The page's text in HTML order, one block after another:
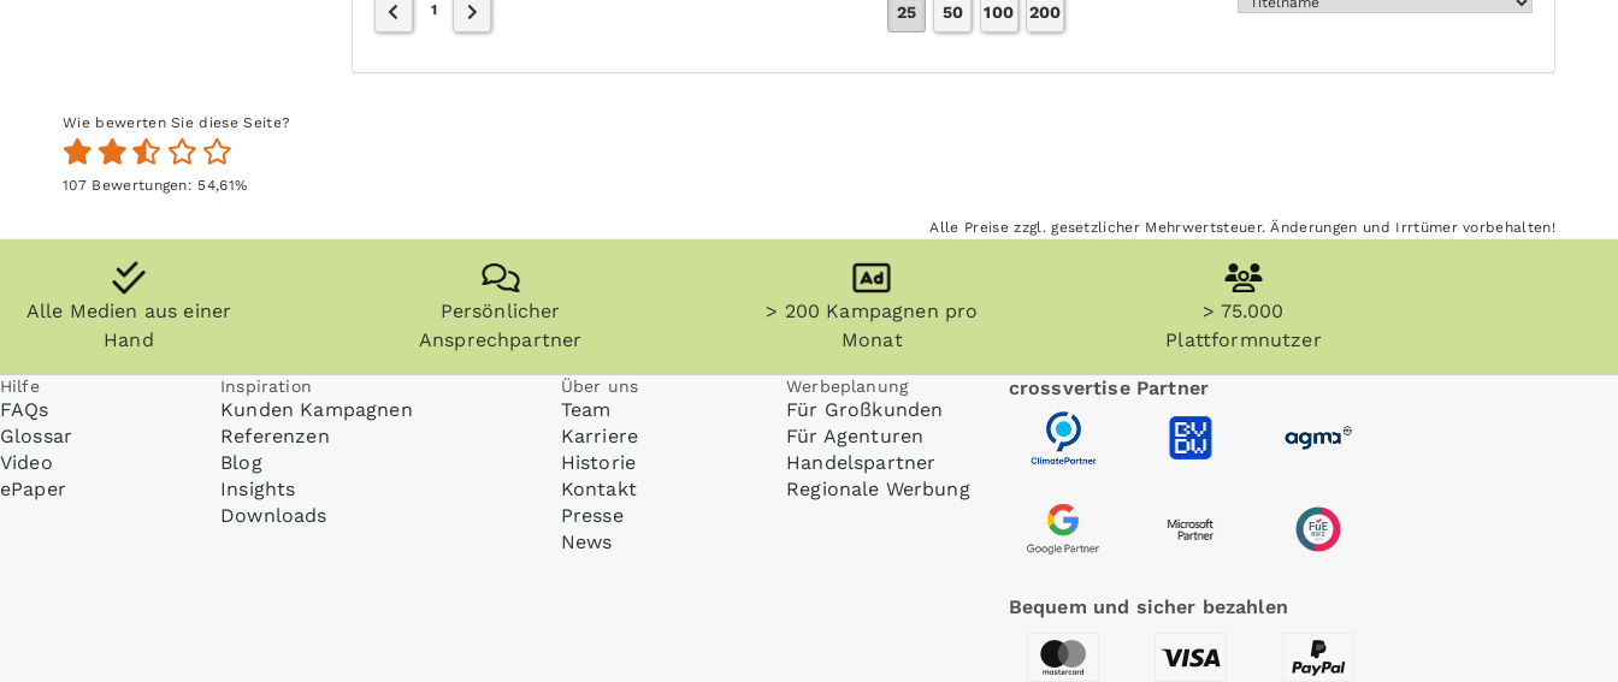
1 25 50 100 200
Wie bewerten Sie diese Seite?
107Bewertungen: 54,61%
Alle Preise zzgl. gesetzlicher Mehrwertsteuer. Änderungen und Irrtümer vorbehalten!
Alle Medien aus einer
Hand
Persönlicher
Ansprechpartner
> 200 Kampagnen pro
Monat
> 75.000
Plattformnutzer
Hilfe
FAQs
Glossar
Video
ePaper
Inspiration
Kunden Kampagnen
Referenzen
Blog
Insights
Downloads
Über uns
Team
Karriere
Historie
Kontakt
Presse
News
Werbeplanung
Für Großkunden
Für Agenturen
Handelspartner
Regionale Werbung
crossvertise Partner
Bequem und sicher bezahlen